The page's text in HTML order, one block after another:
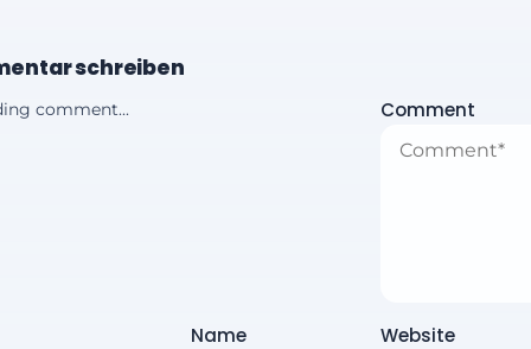
schreiben
comment... Comment
Name Website